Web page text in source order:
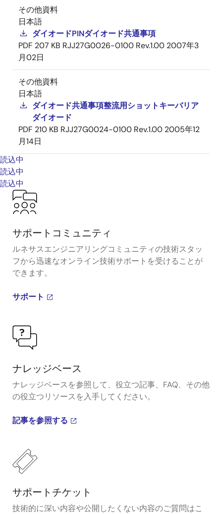
その他資料
日本語
ダイオードPINダイオード共通事項
PDF 207 KB RJJ27G0026-0100 Rev.1.00 2007年3
月02日
その他資料
日本語
ダイオード共通事項整流用ショットキーバリア
ダイオード
PDF 210 KB RJJ27G0024-0100 Rev.1.00 2005年12
月14日
読込中
読込中
読込中
サポートコミュニティ
ルネサスエンジニアリングコミュニティの技術スタッ
フから迅速なオンライン技術サポートを受けることが
できます。
サポート
ナレッジベース
ナレッジベースを参照して、役立つ記事、FAQ、その他
の役立つリソースを入手してください。
記事を参照する
サポートチケット
技術的に深い内容や公開したくない内容のご質問はこ